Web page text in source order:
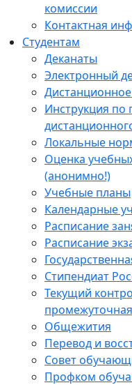
комиссии
Контактная
Студентам
Деканаты
Электронный
Инструкция по
Локальные
Оценка
(анонимно!)
Учебные планы
Календарные
Расписание
Расписание
Стипендиат
Текущий
Общежития
Перевод и
Совет
Профком